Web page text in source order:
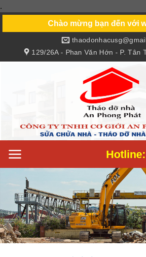
.
content
Chào mừng bạn đến với
129/26A - Phan Văn Hớn - P. Tân